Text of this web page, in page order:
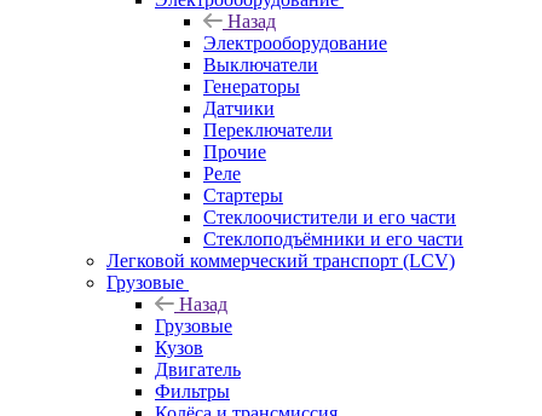
Назад
Электрооборудование
Выключатели
Генераторы
Датчики
Переключатели
Прочие
Реле
Стартеры
Стеклоочистители и его части
Стеклоподъёмники и его части
Легковой коммерческий транспорт (LCV)
Грузовые
Назад
Грузовые
Кузов
Двигатель
Фильтры